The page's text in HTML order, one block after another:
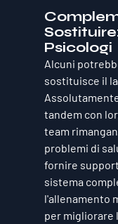
Psicologi
Alcuni
sostituisce il
tandem con
team
problemi di
fornire
sistema
l'allenamento
per migliorare